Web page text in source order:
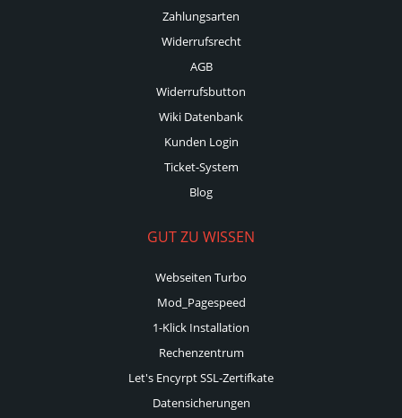
Zahlungsarten
Widerrufsrecht
AGB
Widerrufsbutton
Wiki Datenbank
Kunden Login
Ticket-System
Blog
GUT ZU WISSEN
Webseiten Turbo
Mod_Pagespeed
1-Klick Installation
Rechenzentrum
Let's Encyrpt SSL-Zertifkate
Datensicherungen